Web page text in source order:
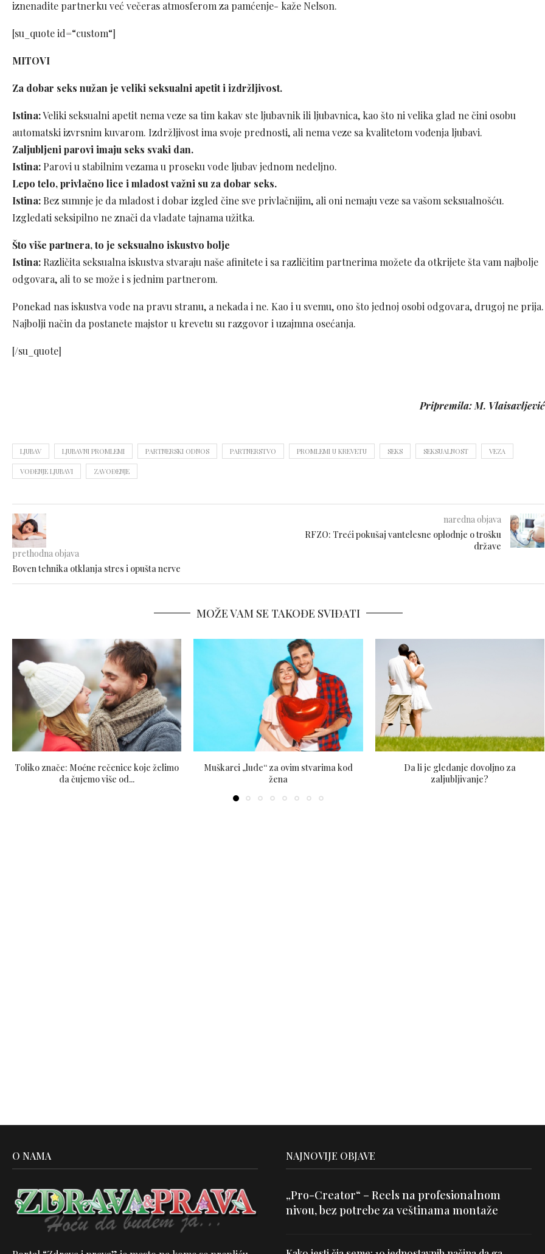
iznenadite partnerku već večeras atmosferom za pamćenje- kaže Nelson.
[su_quote id=“custom“]
MITOVI
Za dobar seks nužan je veliki seksualni apetit i izdržljivost.
Istina:Veliki seksualni apetit nema veze sa tim kakav ste ljubavnik ili ljubavnica, kao što ni velika glad ne čini osobu
automatski izvrsnim kuvarom. Izdržljivost ima svoje prednosti, ali nema veze sa kvalitetom vođenja ljubavi.
Zaljubljeni parovi imaju seks svaki dan.
Istina: Parovi u stabilnim vezama u proseku vode ljubav jednom nedeljno.
Lepo telo, privlačno lice i mladost važni su za dobar seks.
Istina: Bez sumnje je da mladost i dobar izgled čine sve privlačnijim, ali oni nemaju veze sa vašom seksualnošću.
Izgledati seksipilno ne znači da vladate tajnama užitka.
Što više partnera, to je seksualno iskustvo bolje
Istina: Različita seksualna iskustva stvaraju naše afinitete i sa različitim partnerima možete da otkrijete šta vam najbolje
odgovara, ali to se može i s jednim partnerom.
Ponekad nas iskustva vode na pravu stranu, a nekada i ne. Kao i u svemu, ono što jednoj osobi odgovara, drugoj ne prija.
Najbolji način da postanete majstor u krevetu su razgovor i uzajmna osećanja.
[/su_quote]
Pripremila: M. Vlaisavljević
LJUBAV LJUBAVNI PROMLEMI PARTNERSKI ODNOS PARTNERSTVO PROMLEMI U KREVETU SEKS SEKSUALNOST VEZA
VOĐENJE LJUBAVI ZAVOĐENJE
prethodna objava
Boven tehnika otklanja stres i opušta nerve
naredna objava
RFZO: Treći pokušaj vantelesne oplodnje o trošku
države
MOŽE VAM SE TAKOĐE SVIĐATI
Toliko znače: Moćne rečenice koje želimo
da čujemo više od...
Muškarci „lude“ za ovim stvarima kod
žena
Da li je gledanje dovoljno za
zaljubljivanje?
O NAMA NAJNOVIJE OBJAVE
„Pro-Creator“ – Reels na profesionalnom
nivou, bez potrebe za veštinama montaže